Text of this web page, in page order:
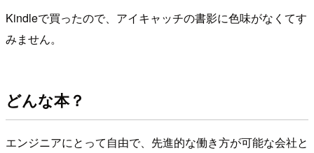
Kindleで買ったので、アイキャッチの書影に色味がなくてす
みません。
どんな本？
エンジニアにとって自由で、先進的な働き方が可能な会社と